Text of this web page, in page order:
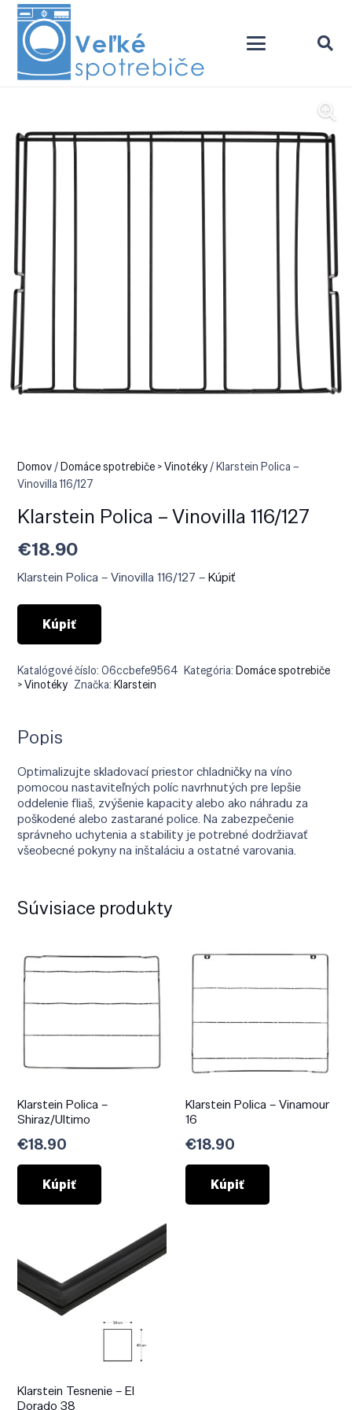
Domov/Domáce spotrebiče > Vinotéky/ Klarstein Polica –
Vinovilla 116/127
Klarstein Polica – Vinovilla 116/127
€18.90
Klarstein Polica – Vinovilla 116/127 –Kúpiť
Kúpiť
Katalógové číslo:06ccbefe9564 Kategória:Domáce spotrebiče
> Vinotéky Značka:Klarstein
Popis
Optimalizujte skladovací priestor chladničky na víno
pomocou nastaviteľných políc navrhnutých pre lepšie
oddelenie fliaš, zvýšenie kapacity alebo ako náhradu za
poškodené alebo zastarané police. Na zabezpečenie
správneho uchytenia a stability je potrebné dodržiavať
všeobecné pokyny na inštaláciu a ostatné varovania.
Súvisiace produkty
Klarstein Polica –
Shiraz/Ultimo
€18.90
Kúpiť
Klarstein Polica – Vinamour
16
€18.90
Kúpiť
Klarstein Tesnenie – El
Dorado 38